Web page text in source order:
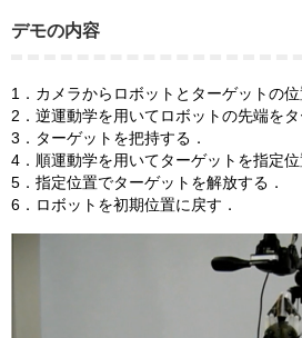
デモの内容
1．カメラからロボットとターゲットの位
2．逆運動学を用いてロボットの先端を
3．ターゲットを把持する．
4．順運動学を用いてターゲットを指定位
5．指定位置でターゲットを解放する．
6．ロボットを初期位置に戻す．